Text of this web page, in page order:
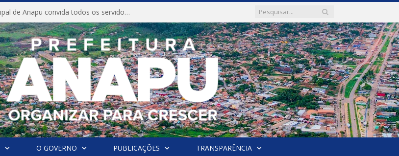
CONVITE A Prefeitura Municipal de Anapu convida todos os servidores públicos municipais para participarem da Audiência Pública de discussão da Lei de Diretrizes Orçamentárias (LDO), importante instrumento de planejamento das ações e investimentos da Administração Pública para o próximo exercício financeiro.
O GOVERNO PUBLICAÇÕES TRANSPARÊNCIA